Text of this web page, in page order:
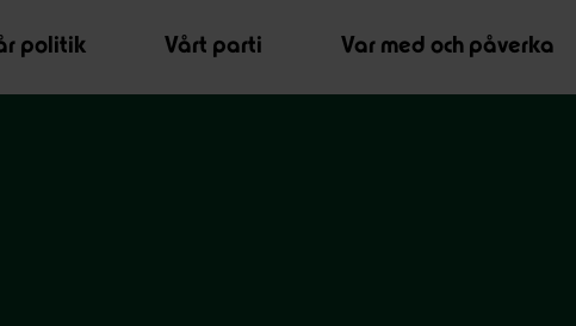
politik
Vårt parti Var med och påverka